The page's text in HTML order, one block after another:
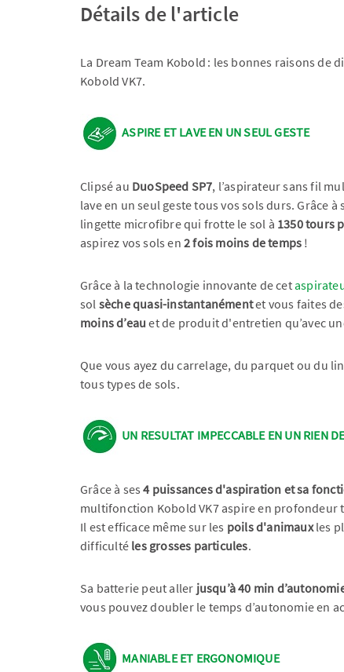
Détails de l'article
La Dream Team Kobold : les bonnes raisons de
Kobold VK7.
ASPIRE ET LAVE EN UN SEUL GESTE
Clipsé au DuoSpeed SP7, l’aspirateur sans fil
lave en un seul geste tous vos sols durs. Grâce à
lingette microfibre qui frotte le sol à 1350 tours
aspirez vos sols en 2 fois moins de temps !
Grâce à la technologie innovante de cet
sol sèche quasi-instantanémentet vous faites
moins d’eau et de produit d'entretien qu’avec
Que vous ayez du carrelage, du parquet ou du
tous types de sols.
UN RESULTAT IMPECCABLE EN UN RIEN
Grâce à ses4 puissances d'aspiration et sa
multifonction Kobold VK7 aspire en profondeur
Il est efficace même sur les poils d'animauxles
difficulté les grosses particules.
Sa batterie peut aller jusqu’à 40 min
vous pouvez doubler le temps d’autonomie en
MANIABLE ET ERGONOMIQUE